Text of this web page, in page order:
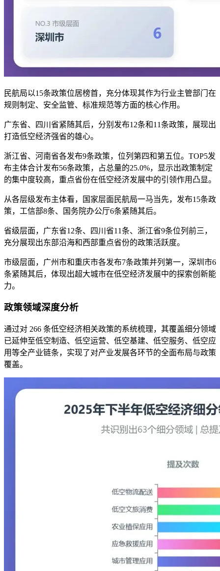
民航局以15条政策位居榜首，充分体现其作为行业主管部门在
规则制定、安全监管、标准规范等方面的核心作用。
广东省、四川省紧随其后，分别发布12条和11条政策，展现出
打造低空经济强省的雄心。
浙江省、河南省各发布9条政策，位列第四和第五位。TOP5发
布主体合计发布56条政策，占总量的25.0%，显示出政策制定
的集中度较高，重点省份在低空经济发展中的引领作用凸显。
从各层级发布主体看，国家层面民航局一马当先，发布15条政
策，工信部8条、国务院办公厅6条紧随其后。
省级层面，广东省12条、四川省11条、浙江省9条位列前三，
充分展现出东部沿海和西部重点省份的政策活跃度。
市级层面，广州市和重庆市各发布7条政策并列第一，深圳市6
条紧随其后，体现出超大城市在低空经济发展中的探索创新能
力。
政策领域深度分析
通过对 266 条低空经济相关政策的系统梳理，其覆盖细分领域
已延伸至低空制造、低空运营、低空基建、低空服务、低空应
用等全产业链条，实现了对产业发展各环节的全面布局与政策
覆盖。